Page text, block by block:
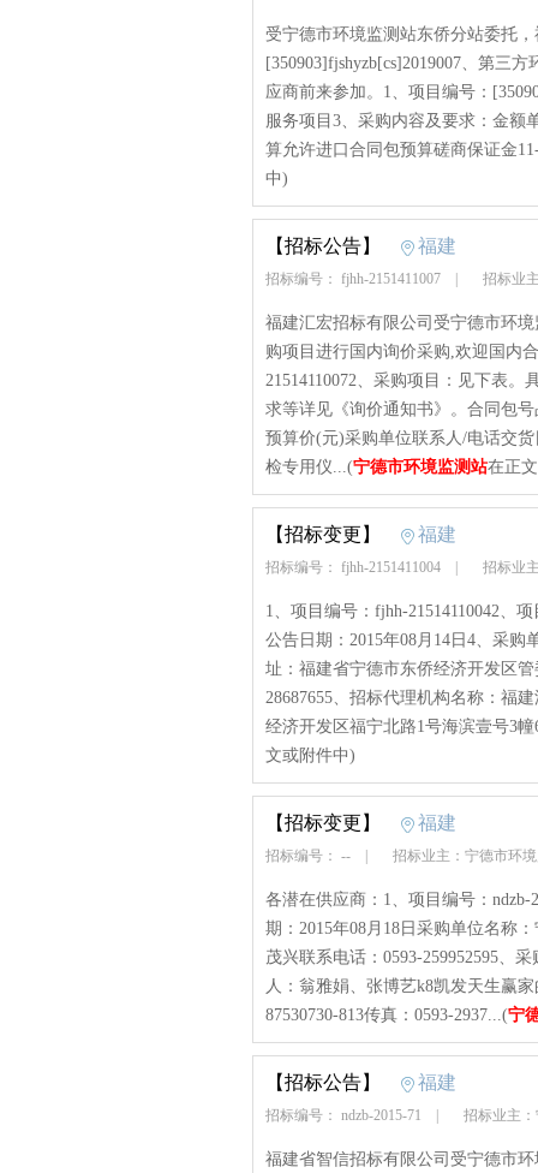
受宁德市环境监测站东侨分站委托
[350903]fjshyzb[cs]2019007、第三
应商前来参加。1、项目编号：
服务项目3、采购内容及要求：金额
算允许进口合同包预算磋商保证金
中)
【招标公告】 福建
招标编号： fjhh-2151411007 招标业
福建汇宏招标有限公司受宁德市环
购项目进行国内询价采购,欢迎国内
21514110072、采购项目：见下表
求等详见《询价通知书》。合同包
预算价(元)采购单位联系人/电话交
检专用仪...(宁德市环境监测站在正
【招标变更】 福建
招标编号： fjhh-2151411004 招标业
1、项目编号：fjhh-21514110042、
公告日期：2015年08月14日4、采
址：福建省宁德市东侨经济开发区
28687655、招标代理机构名称：福
经济开发区福宁北路1号海滨壹号3
文或附件中)
【招标变更】 福建
招标编号： -- 招标业主：宁德市环
各潜在供应商：1、项目编号：
期：2015年08月18日采购单位名称
茂兴联系电话：0593-259952595、
人：翁雅娟、张博艺k8凯发天生赢家
87530730-813传真：0593-2937...(宁
【招标公告】 福建
招标编号： ndzb-2015-71 招标业主
福建省智信招标有限公司受宁德市